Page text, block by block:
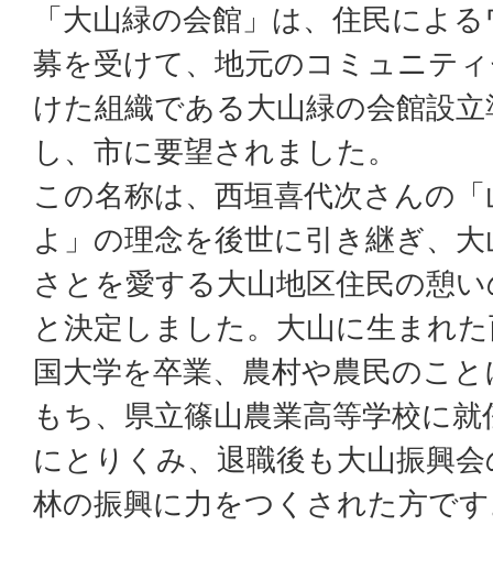
「大山緑の会館」は、住民によ
募を受けて、地元のコミュニテ
けた組織である大山緑の会館設
し、市に要望されました。
この名称は、西垣喜代次さんの
よ」の理念を後世に引き継ぎ、
さとを愛する大山地区住民の憩
と決定しました。大山に生まれ
国大学を卒業、農村や農民のこ
もち、県立篠山農業高等学校に
にとりくみ、退職後も大山振興
林の振興に力をつくされた方で